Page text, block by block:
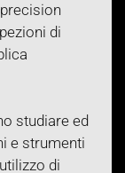
di
studiare ed
e strumenti
di